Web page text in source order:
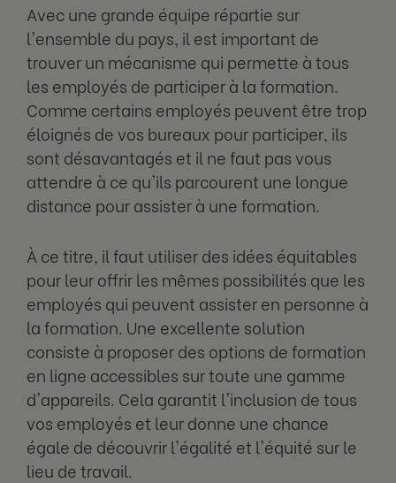
Avec une grande équipe répartie sur
l'ensemble du pays, il est important de
trouver un mécanisme qui permette à tous
les employés de participer à la formation.
Comme certains employés peuvent être trop
éloignés de vos bureaux pour participer, ils
sont désavantagés et il ne faut pas vous
attendre à ce qu'ils parcourent une longue
distance pour assister à une formation.
À ce titre, il faut utiliser des idées équitables
pour leur offrir les mêmes possibilités que les
employés qui peuvent assister en personne à
la formation. Une excellente solution
consiste à proposer des options de formation
en ligne accessibles sur toute une gamme
d'appareils. Cela garantit l'inclusion de tous
vos employés et leur donne une chance
égale de découvrir l'égalité et l'équité sur le
lieu de travail.